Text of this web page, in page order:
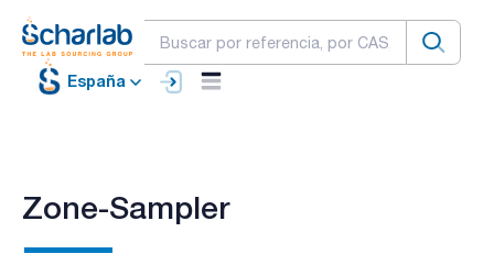
España
Zone-Sampler